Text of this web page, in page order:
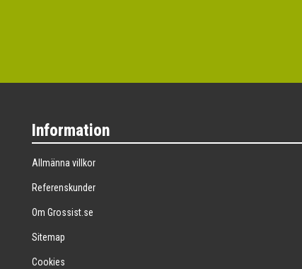
Information
Allmänna villkor
Referenskunder
Om Grossist.se
Sitemap
Cookies